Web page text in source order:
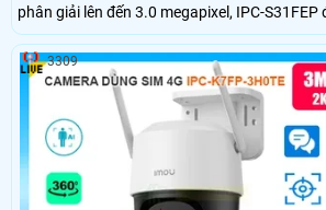
phân giải lên đến 3.0 megapixel, IPC-S31FEP
bảo hình ảnh sắc nét Khả năng xem được
Full Color trong khoảng cách 30m giúp quan
hiệu quả ngay cả khi ánh sáng yếu và có chức
năng Báo Động Chuyển Động rất lý tưởng cho
lắp đặt giám sát trong gia đình, căn hộ hoặc
trình khác
3309